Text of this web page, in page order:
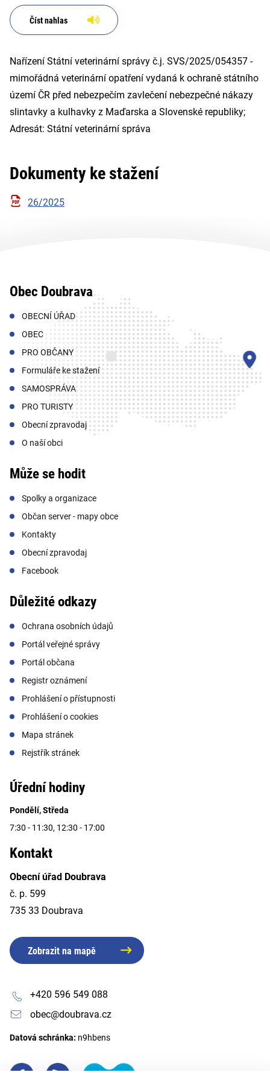
Slovenské republiky; Adresát:
Číst nahlas
Nařízení Státní veterinární správy č.j. SVS/2025/054357 -
mimořádná veterinární opatření vydaná k ochraně státního
území ČR před nebezpečím zavlečení nebezpečné nákazy
slintavky a kulhavky z Maďarska a Slovenské republiky;
Adresát: Státní veterinární správa
Dokumenty ke stažení
26/2025
Obec Doubrava
OBECNÍ ÚŘAD
OBEC
PRO OBČANY
Formuláře ke stažení
SAMOSPRÁVA
PRO TURISTY
Obecní zpravodaj
O naší obci
Může se hodit
Spolky a organizace
Občan server - mapy obce
Kontakty
Obecní zpravodaj
Facebook
Důležité odkazy
Ochrana osobních údajů
Portál veřejné správy
Portál občana
Registr oznámení
Prohlášení o přístupnosti
Prohlášení o cookies
Mapa stránek
Rejstřík stránek
Úřední hodiny
Pondělí, Středa
7:30 - 11:30, 12:30 - 17:00
Kontakt
Obecní úřad Doubrava
č. p. 599
735 33 Doubrava
Zobrazit na mapě
+420 596 549 088
obec@doubrava.cz
Datová schránka: n9hbens